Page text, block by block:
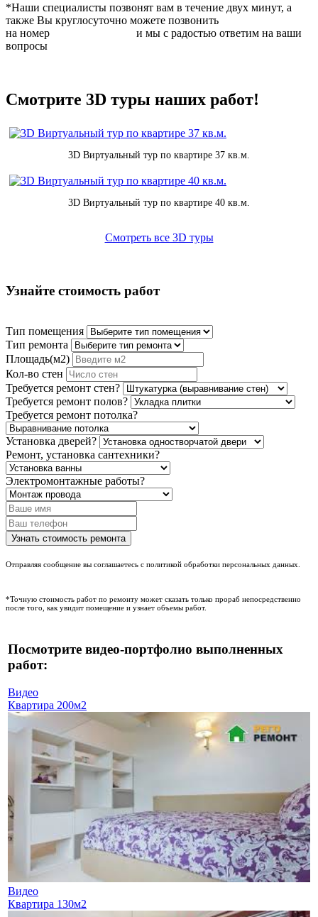
*Наши специалисты позвонят вам в течение двух минут, а
также Вы круглосуточно можете позвонить
на номер
и мы с радостью ответим на ваши
вопросы
Смотрите 3D туры наших работ!
3D Виртуальный тур по квартире 37 кв.м.
3D Виртуальный тур по квартире 40 кв.м.
Смотреть все 3D туры
Узнайте стоимость работ
Тип помещения
Тип ремонта
Площадь(м2)
Кол-во стен
Требуется ремонт стен?
Требуется ремонт полов?
Требуется ремонт потолка?
Установка дверей?
Ремонт, установка сантехники?
Электромонтажные работы?
Отправляя сообщение вы соглашаетесь с политикой обработки персональных данных.
*Точную стоимость работ по ремонту может сказать только прораб непосредственно
после того, как увидит помещение и узнает объемы работ.
Посмотрите видео-портфолио выполненных
работ:
Видео
Квартира 200м2
Видео
Квартира 130м2